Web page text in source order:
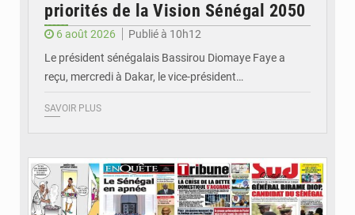
priorités de la Vision Sénégal 2050
6 août 2026
Publié à 10h12
Le président sénégalais Bassirou Diomaye Faye a
reçu, mercredi à Dakar, le vice-président…
SAVOIR PLUS